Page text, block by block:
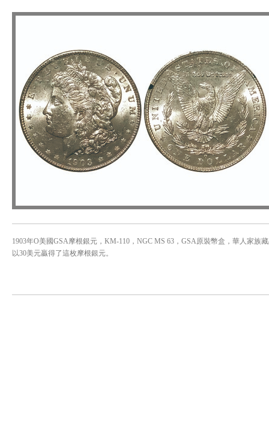
1903年O美國GSA摩根銀元，KM-110，NGC MS 63，GSA原裝幣盒，華人家族
以30美元贏得了這枚摩根銀元。